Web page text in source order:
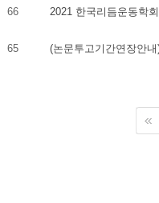
66 2021 한국리듬운동학
65